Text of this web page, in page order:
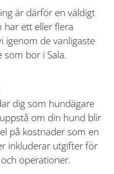
är därför en väldigt
har ett eller flera
igenom de vanligaste
bor i Sala.
dig som hundägare
om din hund blir
på kostnader som en
inkluderar utgifter för
operationer.